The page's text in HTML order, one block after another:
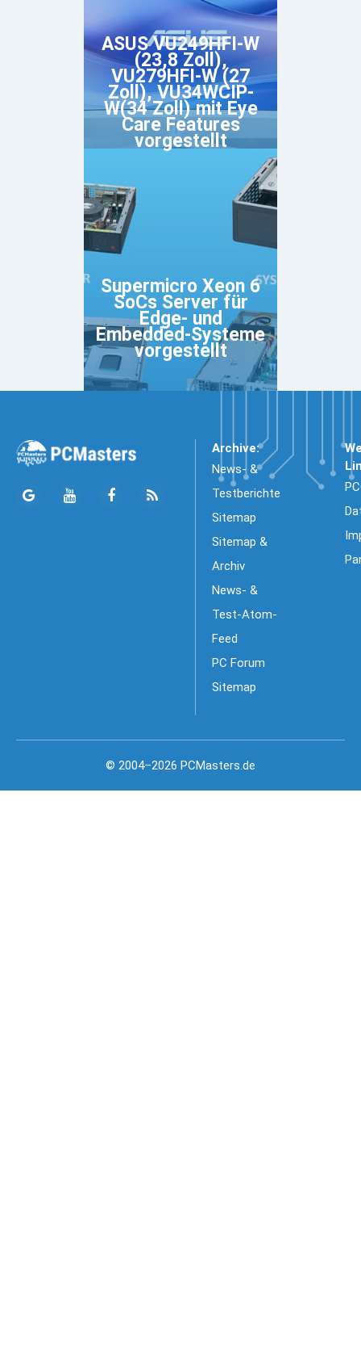
ASUS VU249HFI-W
(23,8 Zoll),
VU279HFI-W (27
Zoll), VU34WCIP-
W(34 Zoll) mit Eye
Care Features
vorgestellt
Supermicro Xeon 6
SoCs Server für
Edge- und
Embedded-Systeme
vorgestellt
Archive:
News- &
Testberichte
Sitemap
Sitemap &
Archiv
News- &
Test-Atom-
Feed
PC Forum
Sitemap
© 2004–2026 PCMasters.de